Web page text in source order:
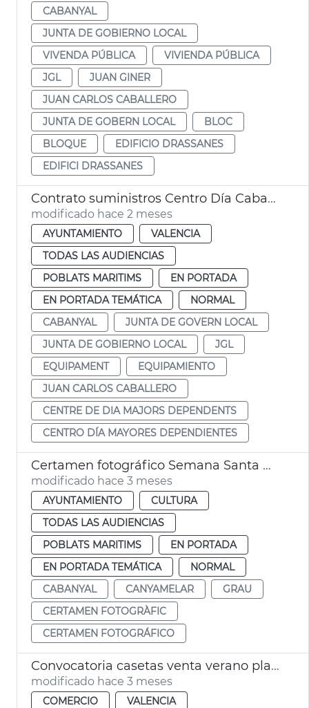
CABANYAL
JUNTA DE GOBIERNO LOCAL
VIVENDA PÚBLICA
VIVIENDA PÚBLICA
JGL
JUAN GINER
JUAN CARLOS CABALLERO
JUNTA DE GOBERN LOCAL
BLOC
BLOQUE
EDIFICIO DRASSANES
EDIFICI DRASSANES
Contrato suministros Centro Día Cabanyal València
modificado hace 2 meses
AYUNTAMIENTO
VALENCIA
TODAS LAS AUDIENCIAS
POBLATS MARITIMS
EN PORTADA
EN PORTADA TEMÁTICA
NORMAL
CABANYAL
JUNTA DE GOVERN LOCAL
JUNTA DE GOBIERNO LOCAL
JGL
EQUIPAMENT
EQUIPAMIENTO
JUAN CARLOS CABALLERO
CENTRE DE DIA MAJORS DEPENDENTS
CENTRO DÍA MAYORES DEPENDIENTES
Certamen fotográfico Semana Santa Marinera
modificado hace 3 meses
AYUNTAMIENTO
CULTURA
TODAS LAS AUDIENCIAS
POBLATS MARITIMS
EN PORTADA
EN PORTADA TEMÁTICA
NORMAL
CABANYAL
CANYAMELAR
GRAU
CERTAMEN FOTOGRÀFIC
CERTAMEN FOTOGRÁFICO
Convocatoria casetas venta verano playa Cabanyal València
modificado hace 3 meses
COMERCIO
VALENCIA